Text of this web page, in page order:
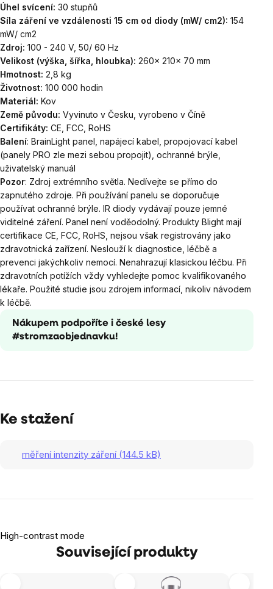
Úhel svícení: 30 stupňů
Síla záření ve vzdálenosti 15 cm od diody (mW/ cm2): 154
mW/ cm2
Zdroj: 100 - 240 V, 50/ 60 Hz
Velikost (výška, šířka, hloubka): 260x 210x 70 mm
Hmotnost: 2,8 kg
Životnost: 100 000 hodin
Materiál: Kov
Země původu: Vyvinuto v Česku, vyrobeno v Číně
Certifikáty: CE, FCC, RoHS
Balení: BrainLight panel, napájecí kabel, propojovací kabel
(panely PRO zle mezi sebou propojit), ochranné brýle,
uživatelský manuál
Pozor: Zdroj extrémního světla. Nedívejte se přímo do
zapnutého zdroje. Při používání panelu se doporučuje
používat ochranné brýle. IR diody vydávají pouze jemné
viditelné záření. Panel není voděodolný. Produkty Blight mají
certifikace CE, FCC, RoHS, nejsou však registrovány jako
zdravotnická zařízení. Neslouží k diagnostice, léčbě a
prevenci jakýchkoliv nemocí. Nenahrazují klasickou léčbu. Při
zdravotních potížích vždy vyhledejte pomoc kvalifikovaného
lékaře. Použité studie jsou zdrojem informací, nikoliv návodem
k léčbě.
Nákupem podpoříte i české lesy
#stromzaobjednavku!
Ke stažení
měření intenzity záření (144.5 kB)
High-contrast mode
Související produkty